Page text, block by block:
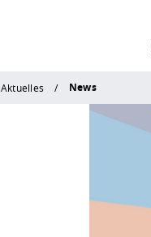
Aktuelles News